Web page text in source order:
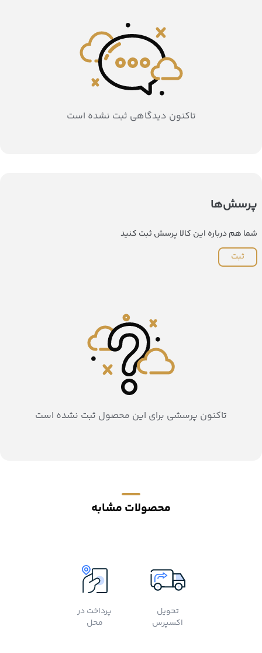
تاکنون دیدگاهی ثبت نشده است
پرسش‌ها
شما هم درباره این کالا پرسش ثبت کنید
ثبت
تاکنون پرسشی برای این محصول ثبت نشده است
محصولات مشابه
تحویل
اکسپرس
پرداخت در
محل